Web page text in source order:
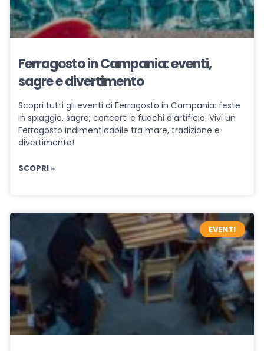
Ferragosto in Campania: eventi,
sagre e divertimento
Scopri tutti gli eventi di Ferragosto in Campania: feste
in spiaggia, sagre, concerti e fuochi d’artificio. Vivi un
Ferragosto indimenticabile tra mare, tradizione e
divertimento!
SCOPRI »
EVENTI